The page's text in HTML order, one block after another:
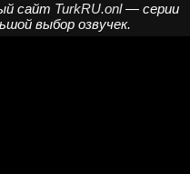
сайт TurkRU.onl— серии
выбор озвучек.